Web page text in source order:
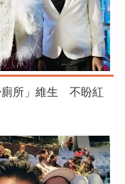
廁所」維生 不盼紅